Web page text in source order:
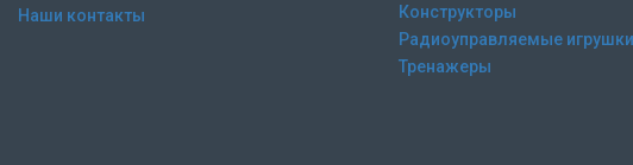
Наши контакты
Конструкторы
Радиоуправляемые игрушки
Тренажеры